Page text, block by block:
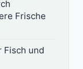
Frische
Fisch und